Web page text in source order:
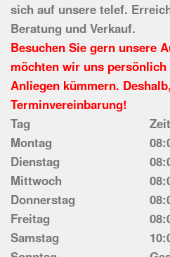
sich auf unsere telef.
Beratung und Verkauf.
Besuchen Sie gern unsere
möchten wir uns
Anliegen kümmern.
Terminvereinbarung!
Tag
Montag
Dienstag
Mittwoch
Donnerstag
Freitag
Samstag